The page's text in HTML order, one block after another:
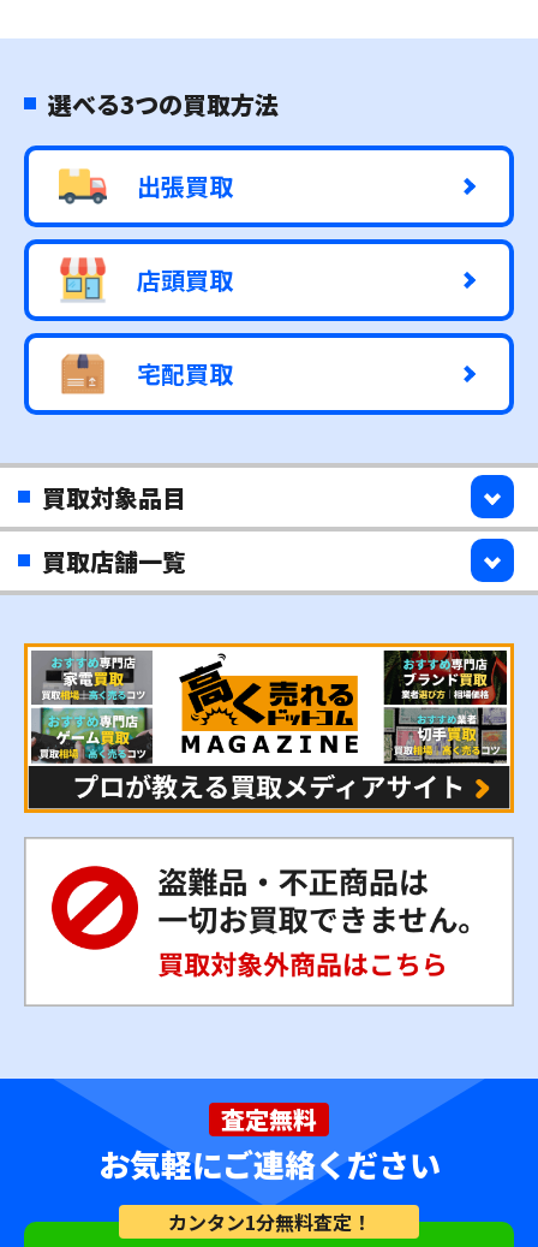
選べる3つの買取方法
出張買取
店頭買取
宅配買取
買取対象品目
買取店舗一覧
査定無料
お気軽にご連絡ください
カンタン1分無料査定！